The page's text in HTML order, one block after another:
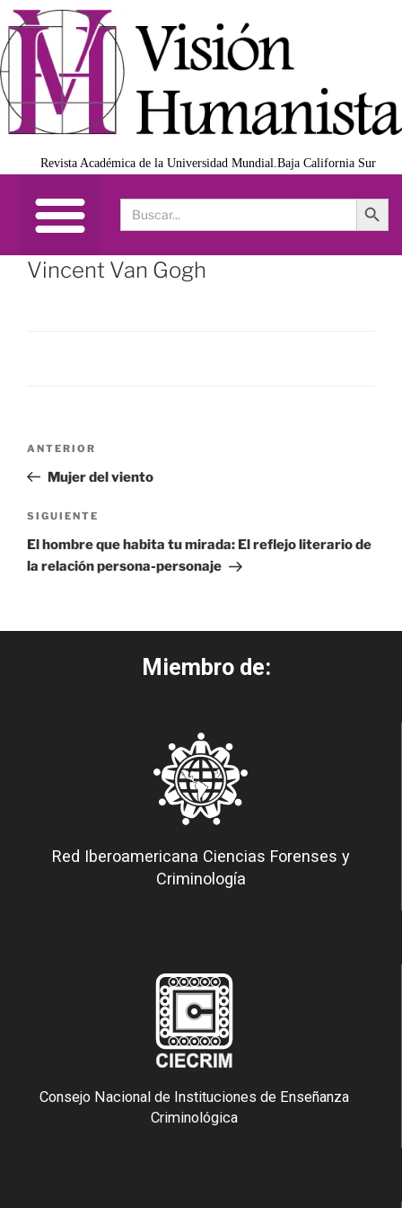
Revista Académica de la Universidad Mundial.Baja California Sur
Search
for:
Search Button
Vincent Van Gogh
ANTERIOR
Mujer del viento
SIGUIENTE
El hombre que habita tu mirada: El reflejo literario de
la relación persona-personaje
Miembro de:
Red Iberoamericana Ciencias Forenses y
Criminología
Consejo Nacional de Instituciones de Enseñanza
Criminológica